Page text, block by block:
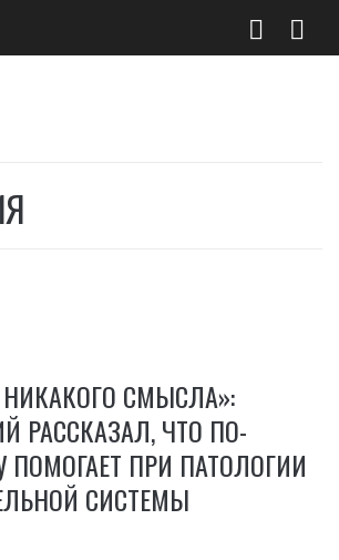
СМЫСЛА»:
РАССКАЗАЛ, ЧТО ПО-
ПРИ ПАТОЛОГИИ
СИСТЕМЫ